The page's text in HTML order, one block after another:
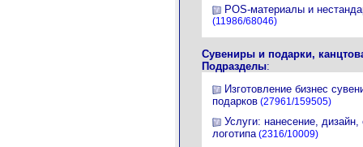
POS-материалы и
(11986/68046)
Сувениры и подарки,
Подразделы:
Изготовление бизнес
подарков (27961/159505)
Услуги: нанесение, дизайн,
логотипа(2316/10009)